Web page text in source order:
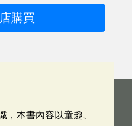
購買
，本書內容以童趣、